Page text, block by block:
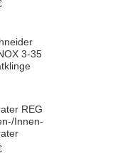
3-35
REG
Innen-